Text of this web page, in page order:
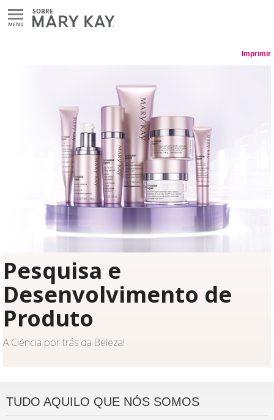
MENU
Imprimir
Pesquisa e
Desenvolvimento de
Produto
A Ciência por trás da Beleza!
TUDO AQUILO QUE NÓS SOMOS